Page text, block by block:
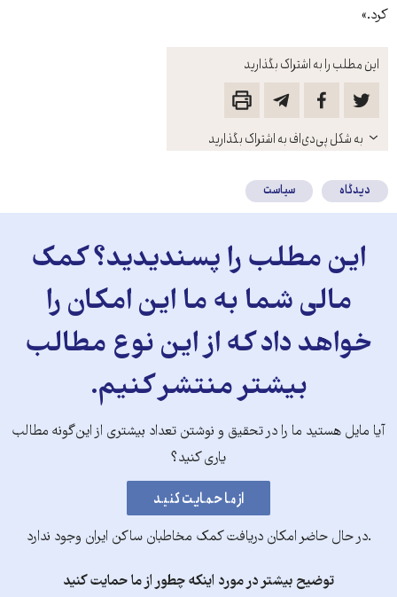
این مطلب را به اشتراک بگذارید
باز
کنید
به شکل پی‌دی‌اف به اشتراک بگذارید
کرد.»
دیدگاه سیاست
این مطلب را پسندیدید؟ کمک
مالی شما به ما این امکان را
خواهد داد که از این نوع مطالب
بیشتر منتشر کنیم.
آیا مایل هستید ما را در تحقیق و نوشتن تعداد بیشتری از این‌گونه مطالب
یاری کنید؟
.در حال حاضر امکان دریافت کمک مخاطبان ساکن ایران وجود ندارد
توضیح بیشتر در مورد اینکه چطور از ما حمایت کنید